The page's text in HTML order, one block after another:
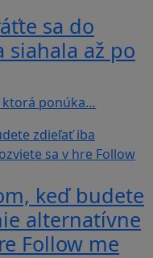
sa do
siahala až po
ktorá ponúka…
keď budete
alternatívne
Follow me